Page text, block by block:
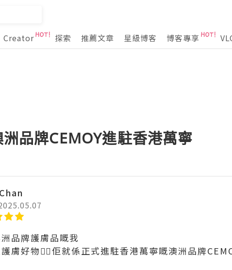
Creator 探索 推薦文章 星級博客 博客專享
品牌CEMOY進駐香港萬寧
品牌護膚品嘅我
膚好物👉🏻佢就係正式進駐香港萬寧嘅澳洲品牌